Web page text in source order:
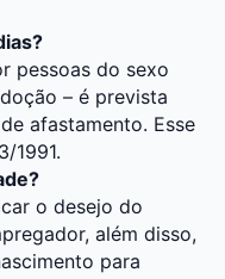
pessoas do sexo
– é prevista
afastamento. Esse
1991.
o desejo do
além disso,
para